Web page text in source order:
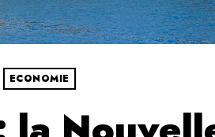
ECONOMIE